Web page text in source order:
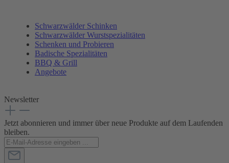
Schwarzwälder Schinken
Schwarzwälder Wurstspezialitäten
Schenken und Probieren
Badische Spezialitäten
BBQ & Grill
Angebote
Newsletter
Jetzt abonnieren und immer über neue Produkte auf dem Laufenden
bleiben.